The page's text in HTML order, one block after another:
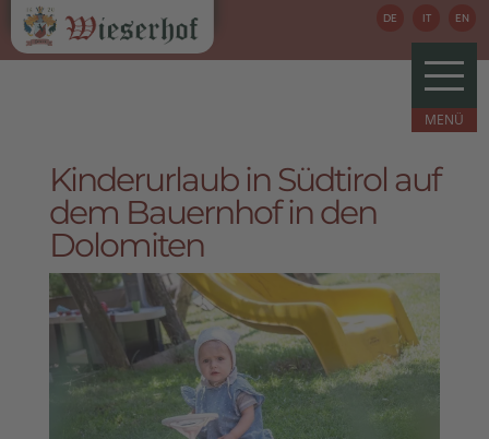
DE IT EN
Kinderurlaub in Südtirol auf
dem Bauernhof in den
Dolomiten